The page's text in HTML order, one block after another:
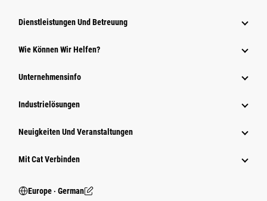
Dienstleistungen Und Betreuung
Wie Können Wir Helfen?
Unternehmensinfo
Industrielösungen
Neuigkeiten Und Veranstaltungen
Mit Cat Verbinden
Europe ‧ German